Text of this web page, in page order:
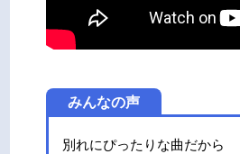
みんなの声
別れにぴったりな曲だから